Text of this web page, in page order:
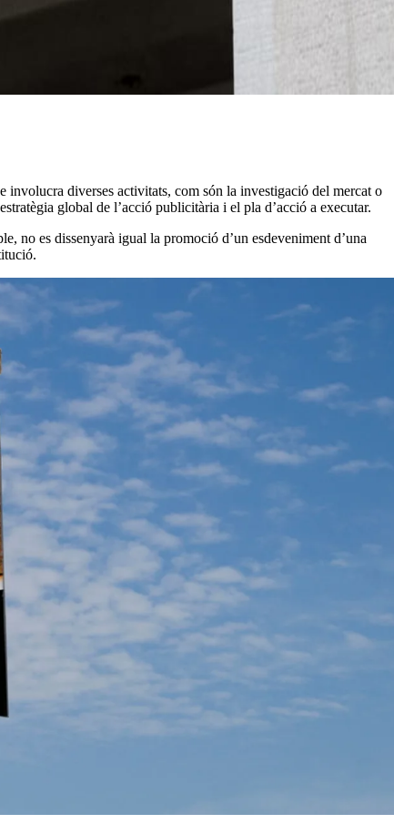
involucra diverses activitats, com són la investigació del mercat o
global de l’acció publicitària i el pla d’acció a executar.
no es dissenyarà igual la promoció d’un esdeveniment d’una